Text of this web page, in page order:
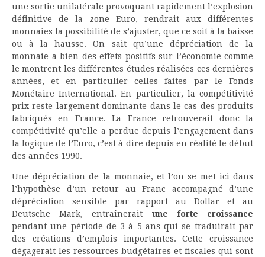
une sortie unilatérale provoquant rapidement l’explosion
définitive de la zone Euro, rendrait aux différentes
monnaies la possibilité de s’ajuster, que ce soit à la baisse
ou à la hausse. On sait qu’une dépréciation de la
monnaie a bien des effets positifs sur l’économie comme
le montrent les différentes études réalisées ces dernières
années, et en particulier celles faites par le Fonds
Monétaire International. En particulier, la compétitivité
prix reste largement dominante dans le cas des produits
fabriqués en France. La France retrouverait donc la
compétitivité qu’elle a perdue depuis l’engagement dans
la logique de l’Euro, c’est à dire depuis en réalité le début
des années 1990.
Une dépréciation de la monnaie, et l’on se met ici dans
l’hypothèse d’un retour au Franc accompagné d’une
dépréciation sensible par rapport au Dollar et au
Deutsche Mark, entraînerait une forte croissance
pendant une période de 3 à 5 ans qui se traduirait par
des créations d’emplois importantes. Cette croissance
dégagerait les ressources budgétaires et fiscales qui sont